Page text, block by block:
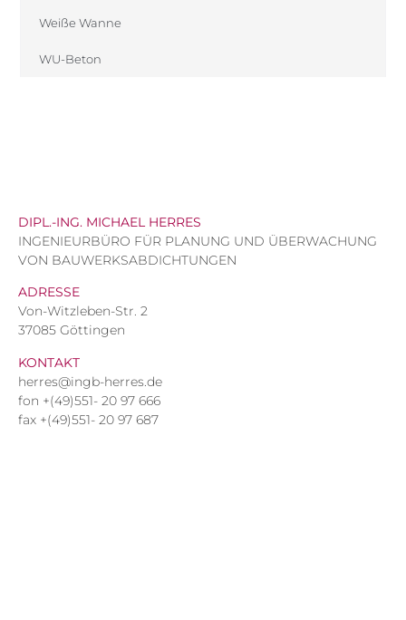
Weiße Wanne
WU-Beton
DIPL.-ING. MICHAEL HERRES
INGENIEURBÜRO FÜR PLANUNG UND ÜBERWACHUNG
VON BAUWERKSABDICHTUNGEN
ADRESSE
Von-Witzleben-Str. 2
37085 Göttingen
KONTAKT
herres@ingb-herres.de
fon +(49)551- 20 97 666
fax +(49)551- 20 97 687